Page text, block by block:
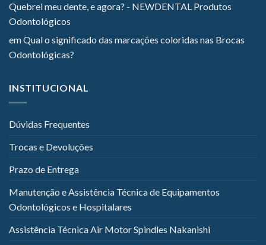
Quebrei meu dente, e agora? - NEWDENTAL Produtos
Odontológicos
emQual o significado das marcações coloridas nas Brocas
Odontológicas?
INSTITUCIONAL
Dúvidas Frequentes
Trocas e Devoluções
Prazo de Entrega
Manutenção e Assistência Técnica de Equipamentos
Odontológicos e Hospitalares
Assistência Técnica Air Motor Spindles Nakanishi